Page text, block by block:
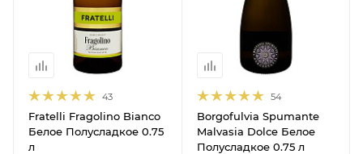
43
Fratelli Fragolino Bianco
Белое Полусладкое 0.75
л
54
Borgofulvia Spumante
Malvasia Dolce Белое
Полусладкое 0.75 л